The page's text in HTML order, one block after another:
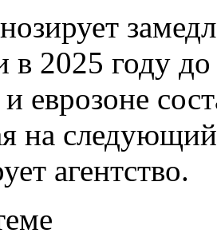
в 2025 году
еврозоне
на следующий
агентство.